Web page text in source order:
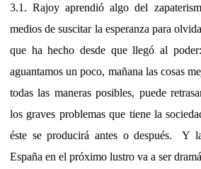
3.1. Rajoy aprendió algo del
medios de suscitar la esperanza para
que ha hecho desde que llegó al
aguantamos un poco, mañana las cosas
todas las maneras posibles, puede
los graves problemas que tiene la
éste se producirá antes o después. Y
España en el próximo lustro va a ser